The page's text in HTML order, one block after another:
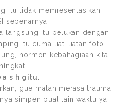
itu tidak memresentasikan
sebenarnya.
langsung itu pelukan dengan
itu cuma liat-liatan foto.
hormon kebahagiaan kita
sih gitu.
gue malah merasa trauma
simpen buat lain waktu ya.